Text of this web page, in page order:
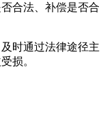
合法、补偿是否合
时通过法律途径主
损。